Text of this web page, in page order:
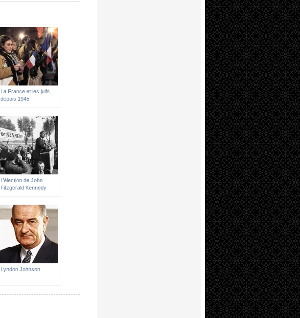
La France et les juifs
depuis 1945
L’élection de John
Fitzgerald Kennedy
Lyndon Johnson